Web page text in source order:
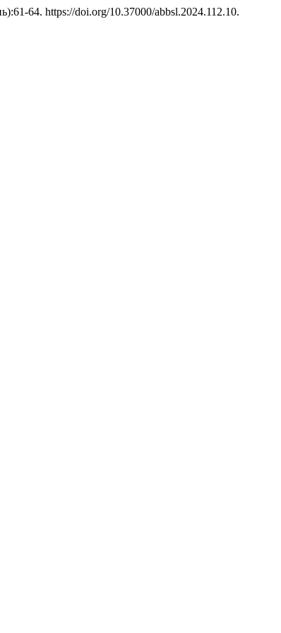
64. https://doi.org/10.37000/abbsl.2024.112.10.